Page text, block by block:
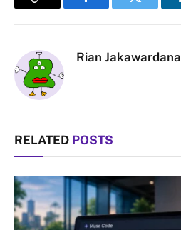
Copy
FacebookTwitter
Rian Jakawardana
RELATED POSTS